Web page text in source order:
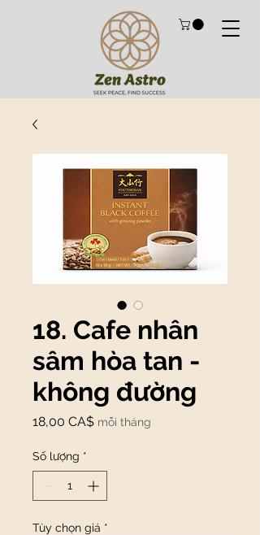
18. Cafe nhân
sâm hòa tan -
không đường
18,00 CA$Giá
mỗi tháng
Số lượng *
Tùy chọn giá *